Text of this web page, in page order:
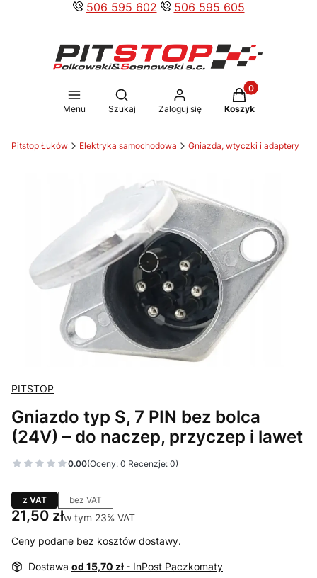
506 595 602 506 595 605
Menu
Otwórz wyszukiwarkę
Szukaj Zaloguj się
Produkty w
Koszyk
Pitstop Łuków Elektryka samochodowa Gniazda, wtyczki i adaptery
PITSTOP
Gniazdo typ S, 7 PIN bez bolca
(24V) – do naczep, przyczep i lawet
0.00(Oceny: 0 Recenzje: 0)
z VAT bez VAT
Cena
21,50 złw tym 23% VAT
w tym 23% VAT
Ceny podane bez kosztów dostawy.
Dostawa od 15,70 zł - InPost Paczkomaty